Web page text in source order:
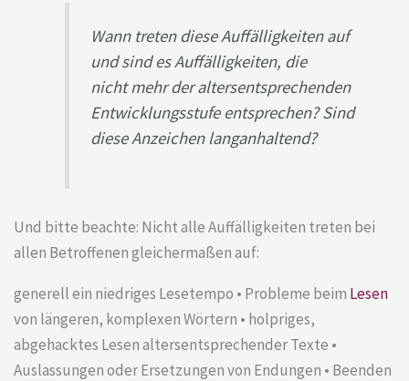
Wann treten diese Auffälligkeiten auf
und sind es Auffälligkeiten, die
nicht mehr der altersentsprechenden
Entwicklungsstufe entsprechen? Sind
diese Anzeichen langanhaltend?
Und bitte beachte: Nicht alle Auffälligkeiten treten bei
allen Betroffenen gleichermaßen auf:
generell ein niedriges Lesetempo • Probleme beim Lesen
von längeren, komplexen Wörtern • holpriges,
abgehacktes Lesen altersentsprechender Texte •
Auslassungen oder Ersetzungen von Endungen • Beenden